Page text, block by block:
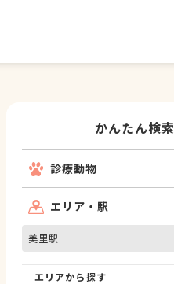
かんたん検索
診療動物
エリア・駅
美里駅
エリアから探す